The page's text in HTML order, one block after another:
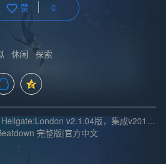
赞 0
休闲 探索
上一篇：暗黑之门：伦敦 Hellgate:London v2.1.04版，集成v20181213升级档|汉化中文
完整版|官方中文